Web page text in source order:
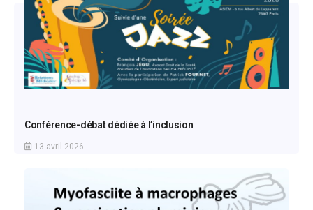
Conférence-débat dédiée à l’inclusion
13 avril 2026